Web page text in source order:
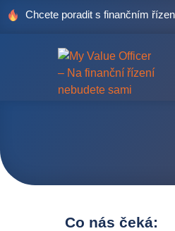
Chcete poradit s finančním
Co nás čeká: